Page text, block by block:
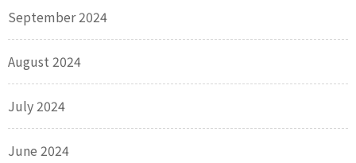
September 2024
August 2024
July 2024
June 2024